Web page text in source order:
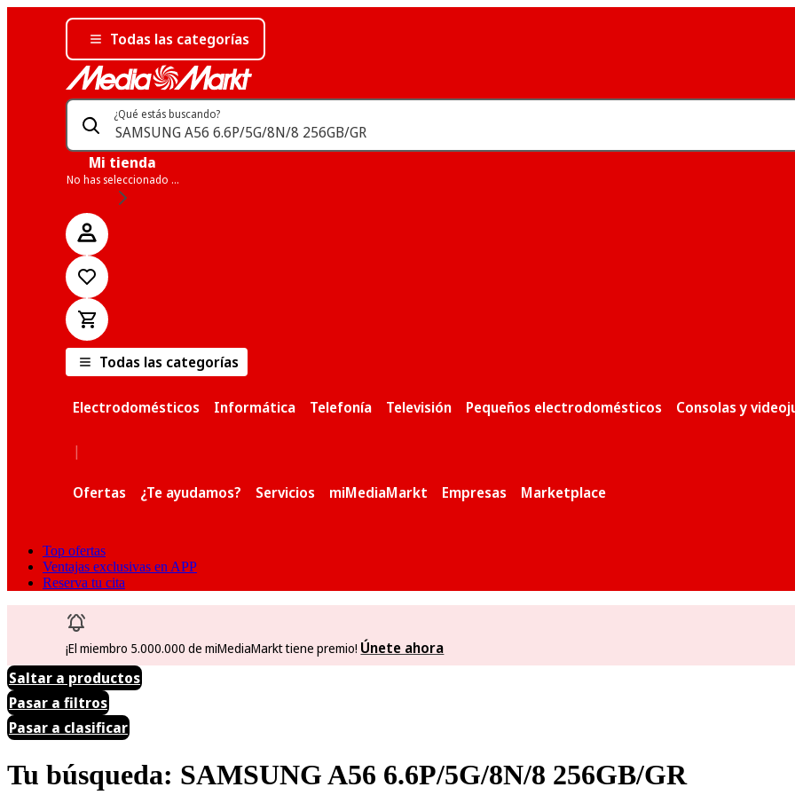
Todas las categorías
¿Qué estás buscando?
Mi tienda
No has seleccionado una tienda
Todas las categorías
Electrodomésticos Informática Telefonía Televisión Pequeños electrodomésticos Consolas y
|
Ofertas ¿Te ayudamos? Servicios miMediaMarkt Empresas Marketplace
Top ofertas
Ventajas exclusivas en APP
Reserva tu cita
¡El miembro 5.000.000 de miMediaMarkt tiene premio! Únete ahora
Saltar a productos
Pasar a filtros
Pasar a clasificar
Tu búsqueda: SAMSUNG A56 6.6P/5G/8N/8 256GB/GR